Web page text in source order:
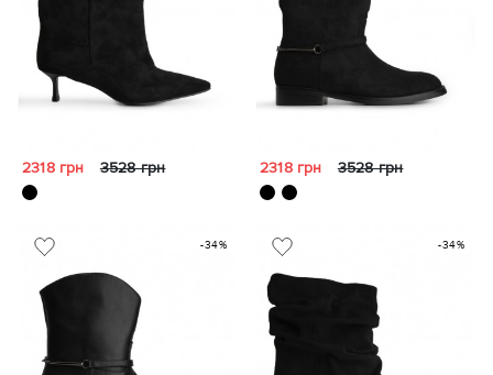
2318 грн 3528 грн 2318 грн 3528 грн
-34% -34%